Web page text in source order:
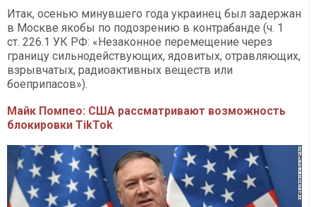
Итак, осенью минувшего года украинец был задержан
в Москве якобы по подозрению в контрабанде (ч. 1
ст. 226.1 УК РФ: «Незаконное перемещение через
границу сильнодействующих, ядовитых, отравляющих,
взрывчатых, радиоактивных веществ или
боеприпасов»).
Майк Помпео: США рассматривают возможность
блокировки TikTok